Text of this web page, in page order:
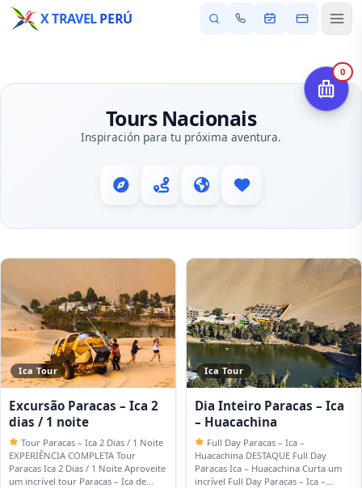
X TRAVELPERÚ
Tours Nacionais
Inspiración para tu próxima aventura.
Ica Tour
Excursão Paracas – Ica 2
dias / 1 noite
Tour Paracas – Ica 2 Dias / 1 Noite
EXPERIÊNCIA COMPLETA Tour
Paracas Ica 2 Dias / 1 Noite Aproveite
um incrível tour Paracas – Ica de…
Ica Tour
Dia Inteiro Paracas – Ica
– Huacachina
Full Day Paracas – Ica –
Huacachina DESTAQUE Full Day
Paracas Ica – Huacachina Curta um
incrível Full Day Paracas – Ica –
0